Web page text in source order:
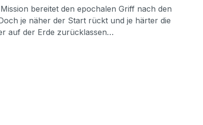
bereitet den epochalen Griff nach den
je näher der Start rückt und je härter die
auf der Erde zurücklassen…